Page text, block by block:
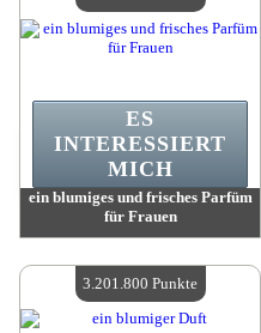
ein blumiges und frisches Parfüm
für Frauen
Verfügbare Menge:4
ES
INTERESSIERT
MICH
3.201.800 Punkte